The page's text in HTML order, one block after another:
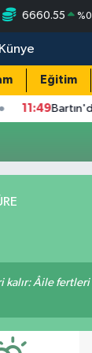
6660.55 %
Künye
Eğitim
11:49
Âile